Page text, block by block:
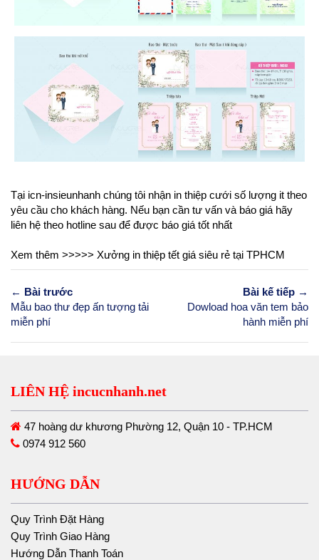
Tại icn-insieunhanh chúng tôi nhận in thiệp cưới số lượng it theo
yêu cầu cho khách hàng. Nếu bạn cần tư vấn và báo giá hãy
liên hệ theo hotline sau để được báo giá tốt nhất
Xem thêm >>>>> Xưởng in thiệp tết giá siêu rẻ tại TPHCM
← Bài trước
Mẫu bao thư đẹp ấn tượng tải
miễn phí
Bài kế tiếp →
Dowload hoa văn tem bảo
hành miễn phí
LIÊN HỆ incucnhanh.net
47 hoàng dư khương Phường 12, Quận 10 - TP.HCM
0974 912 560
HƯỚNG DẪN
Quy Trình Đặt Hàng
Quy Trình Giao Hàng
Hướng Dẫn Thanh Toán